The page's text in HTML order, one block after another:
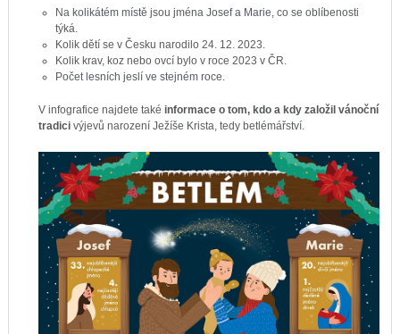
Na kolikátém místě jsou jména Josef a Marie, co se oblíbenosti
týká.
Kolik dětí se v Česku narodilo 24. 12. 2023.
Kolik krav, koz nebo ovcí bylo v roce 2023 v ČR.
Počet lesních jeslí ve stejném roce.
V infografice najdete také informace o tom, kdo a kdy založil vánoční
tradicivýjevů narození Ježíše Krista, tedy betlémářství.